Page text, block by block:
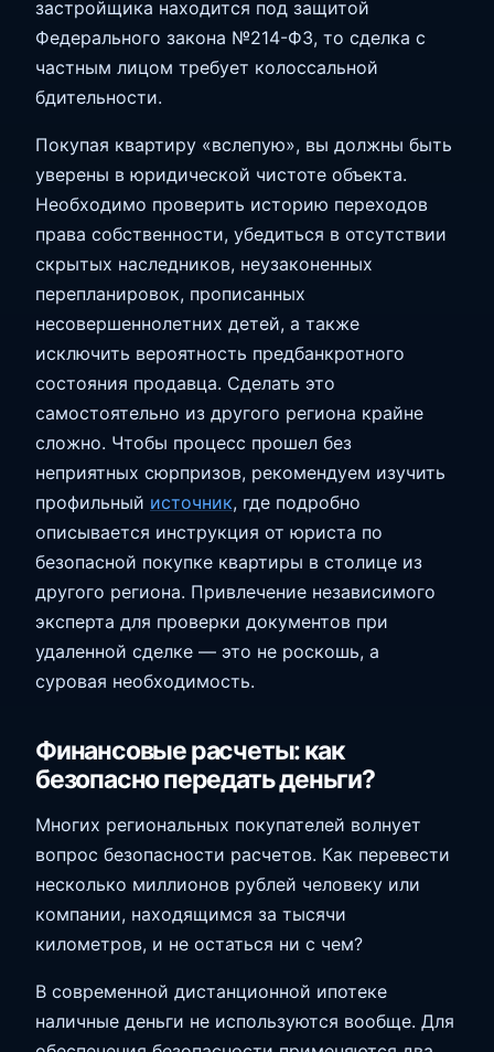
застройщика находится под защитой
Федерального закона №214-ФЗ, то сделка с
частным лицом требует колоссальной
бдительности.
Покупая квартиру «вслепую», вы должны быть
уверены в юридической чистоте объекта.
Необходимо проверить историю переходов
права собственности, убедиться в отсутствии
скрытых наследников, неузаконенных
перепланировок, прописанных
несовершеннолетних детей, а также
исключить вероятность предбанкротного
состояния продавца. Сделать это
самостоятельно из другого региона крайне
сложно. Чтобы процесс прошел без
неприятных сюрпризов, рекомендуем изучить
профильный источник, где подробно
описывается инструкция от юриста по
безопасной покупке квартиры в столице из
другого региона. Привлечение независимого
эксперта для проверки документов при
удаленной сделке — это не роскошь, а
суровая необходимость.
Финансовые расчеты: как
безопасно передать деньги?
Многих региональных покупателей волнует
вопрос безопасности расчетов. Как перевести
несколько миллионов рублей человеку или
компании, находящимся за тысячи
километров, и не остаться ни с чем?
В современной дистанционной ипотеке
наличные деньги не используются вообще. Для